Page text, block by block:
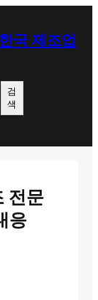
국 제조업
검
색
전문
응